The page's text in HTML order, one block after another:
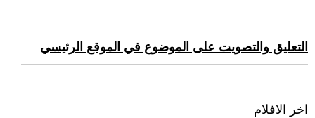
التعليق والتصويت على الموضوع في الموقع الرئيسي
اخر الافلام